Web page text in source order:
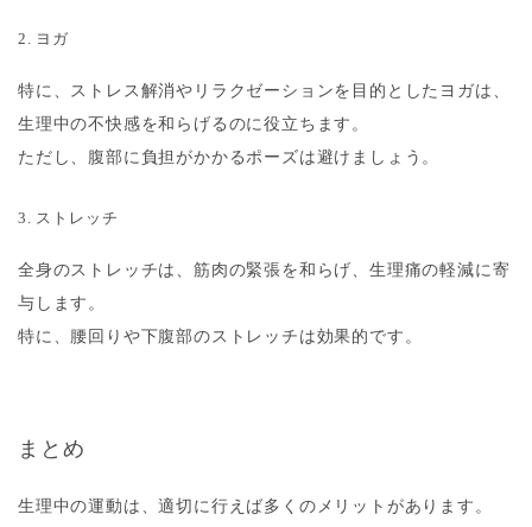
2. ヨガ
特に、ストレス解消やリラクゼーションを目的としたヨガは、
生理中の不快感を和らげるのに役立ちます。
ただし、腹部に負担がかかるポーズは避けましょう。
3. ストレッチ
全身のストレッチは、筋肉の緊張を和らげ、生理痛の軽減に寄
与します。
特に、腰回りや下腹部のストレッチは効果的です。
まとめ
生理中の運動は、適切に行えば多くのメリットがあります。